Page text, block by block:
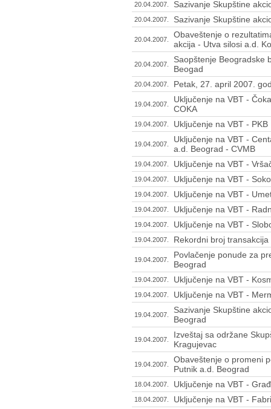
20.04.2007. Sazivanje Skupštine
20.04.2007. Sazivanje Skupštine
20.04.2007.
Obaveštenje o
akcija - Utva silosi a.d.
20.04.2007.
Saopštenje Beogradske
Beogad
20.04.2007. Petak, 27. april 2007.
19.04.2007.
Uključenje na VBT -
COKA
19.04.2007. Uključenje na VBT -
19.04.2007.
Uključenje na VBT -
a.d. Beograd - CVMB
19.04.2007. Uključenje na VBT -
19.04.2007. Uključenje na VBT -
19.04.2007. Uključenje na VBT -
19.04.2007. Uključenje na VBT -
19.04.2007. Uključenje na VBT -
19.04.2007. Rekordni broj
19.04.2007.
Povlačenje ponude za
Beograd
19.04.2007. Uključenje na VBT -
19.04.2007. Uključenje na VBT -
19.04.2007.
Sazivanje Skupštine
Beograd
19.04.2007.
Izveštaj sa održane
Kragujevac
19.04.2007.
Obaveštenje o promeni
Putnik a.d. Beograd
18.04.2007. Uključenje na VBT -
18.04.2007. Uključenje na VBT -